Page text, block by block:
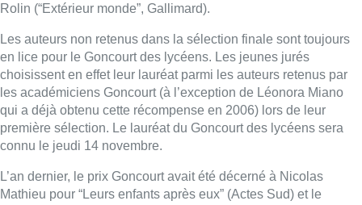
Rolin (“Extérieur monde”, Gallimard).
Les auteurs non retenus dans la sélection finale sont toujours
en lice pour le Goncourt des lycéens. Les jeunes jurés
choisissent en effet leur lauréat parmi les auteurs retenus par
les académiciens Goncourt (à l’exception de Léonora Miano
qui a déjà obtenu cette récompense en 2006) lors de leur
première sélection. Le lauréat du Goncourt des lycéens sera
connu le jeudi 14 novembre.
L’an dernier, le prix Goncourt avait été décerné à Nicolas
Mathieu pour “Leurs enfants après eux” (Actes Sud) et le